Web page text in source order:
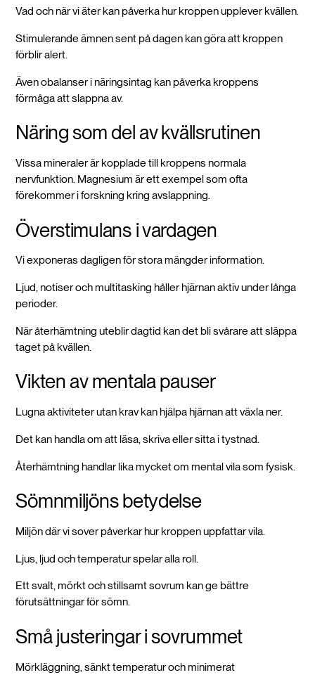
Vad och när vi äter kan påverka hur kroppen upplever kvällen.
Stimulerande ämnen sent på dagen kan göra att kroppen
förblir alert.
Även obalanser i näringsintag kan påverka kroppens
förmåga att slappna av.
Näring som del av kvällsrutinen
Vissa mineraler är kopplade till kroppens normala
nervfunktion. Magnesium är ett exempel som ofta
förekommer i forskning kring avslappning.
Överstimulans i vardagen
Vi exponeras dagligen för stora mängder information.
Ljud, notiser och multitasking håller hjärnan aktiv under långa
perioder.
När återhämtning uteblir dagtid kan det bli svårare att släppa
taget på kvällen.
Vikten av mentala pauser
Lugna aktiviteter utan krav kan hjälpa hjärnan att växla ner.
Det kan handla om att läsa, skriva eller sitta i tystnad.
Återhämtning handlar lika mycket om mental vila som fysisk.
Sömnmiljöns betydelse
Miljön där vi sover påverkar hur kroppen uppfattar vila.
Ljus, ljud och temperatur spelar alla roll.
Ett svalt, mörkt och stillsamt sovrum kan ge bättre
förutsättningar för sömn.
Små justeringar i sovrummet
Mörkläggning, sänkt temperatur och minimerat